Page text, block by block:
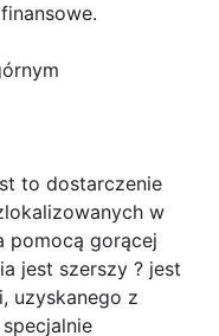
to dostarczenie
w
pomocą gorącej
jest szerszy ? jest
uzyskanego z